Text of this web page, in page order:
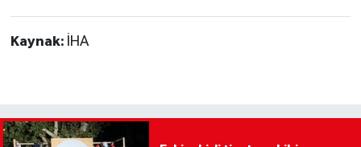
Kaynak: İHA